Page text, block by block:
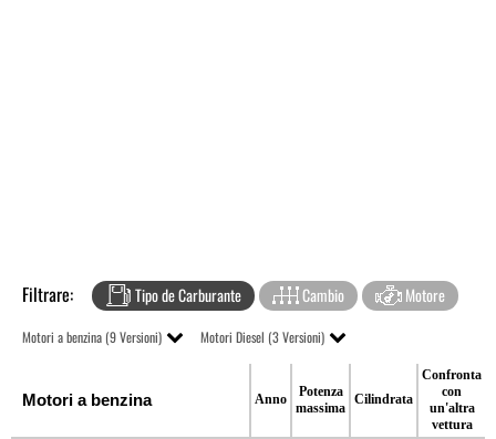
Filtrare: Tipo de Carburante Cambio Motore
Motori a benzina (9 Versioni) Motori Diesel (3 Versioni)
Motori a benzina Anno
Potenza
massima
Cilindrata
Confronta
con
un'altra
vettura